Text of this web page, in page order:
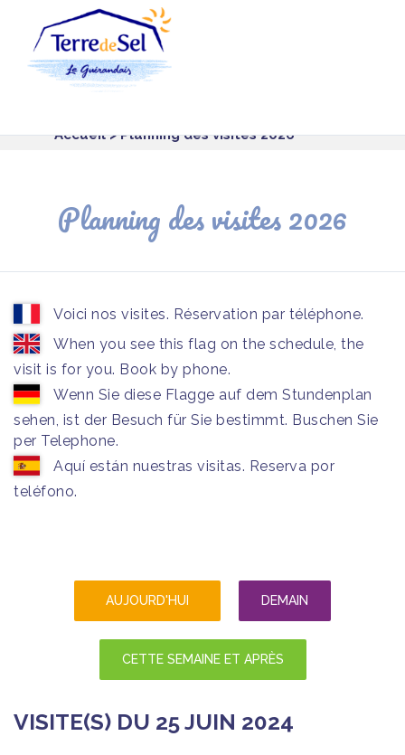
Accueil> Planning des visites 2026
Planning des visites 2026
Voici nos visites. Réservation par téléphone.
When you see this flag on the schedule, the
visit is for you. Book by phone.
Wenn Sie diese Flagge auf dem Stundenplan
sehen, ist der Besuch für Sie bestimmt. Buschen Sie
per Telephone.
Aquí están nuestras visitas. Reserva por
teléfono.
AUJOURD'HUI DEMAIN
CETTE SEMAINE ET APRÈS
VISITE(S) DU 25 JUIN 2024
Panneau de gestion des cookies